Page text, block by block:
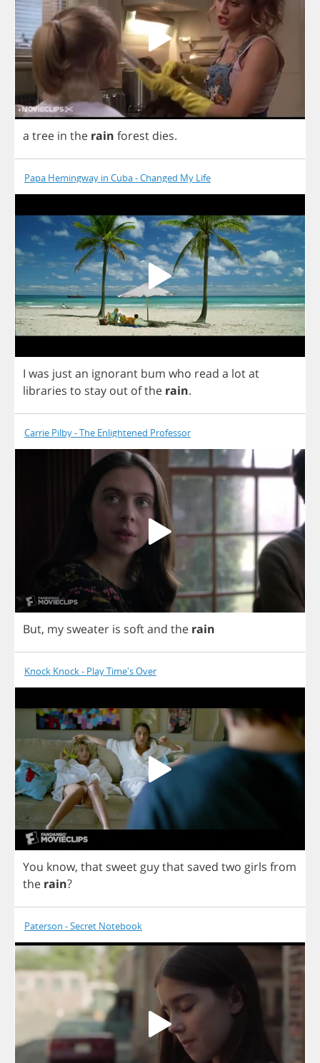
a tree in the rain forest dies.
Papa Hemingway in Cuba - Changed My Life
I was justan ignorant bum who read a lotat
libraries to stay out ofthe rain.
Carrie Pilby - The Enlightened Professor
But, my sweater is softand the rain
Knock Knock - Play Time's Over
You know, that sweet guythat saved two girls from
the rain?
Paterson - Secret Notebook